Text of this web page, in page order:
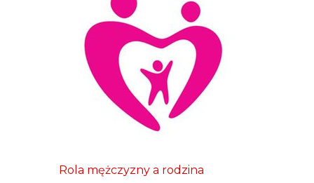
Rola mężczyzny a rodzina